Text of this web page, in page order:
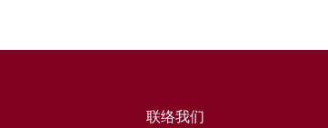
联络我们